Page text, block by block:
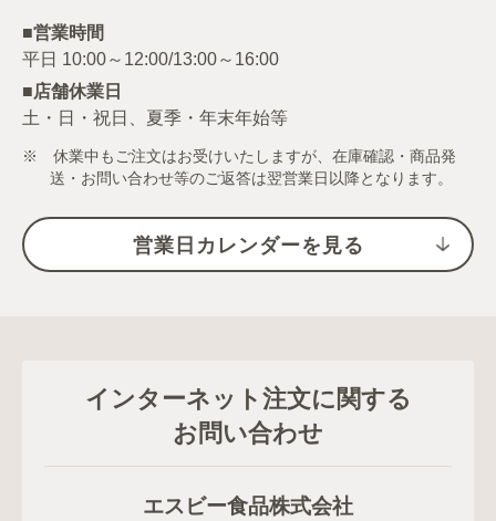
■営業時間
■店舗休業日
土・日・祝日、夏季・年末年始等
※ 休業中もご注文はお受けいたしますが、在庫確認・商品発
送・お問い合わせ等のご返答は翌営業日以降となります。
営業日カレンダーを見る
インターネット注文に関する
お問い合わせ
エスビー食品株式会社